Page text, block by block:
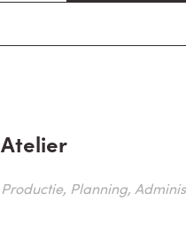
Atelier
Productie, Planning,